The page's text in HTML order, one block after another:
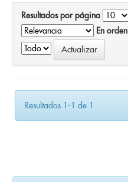
Resultados por página
En orden
Resultados 1-1 de 1.